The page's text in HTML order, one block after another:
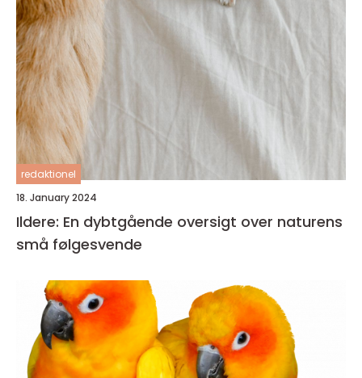
redaktionel
18. January 2024
Ildere: En dybtgående oversigt over naturens
små følgesvende